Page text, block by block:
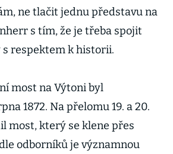
ne tlačit jednu představu na
s tím, že je třeba spojit
respektem k historii.
most na Výtoni byl
1872. Na přelomu 19. a 20.
most, který se klene přes
odborníků je významnou